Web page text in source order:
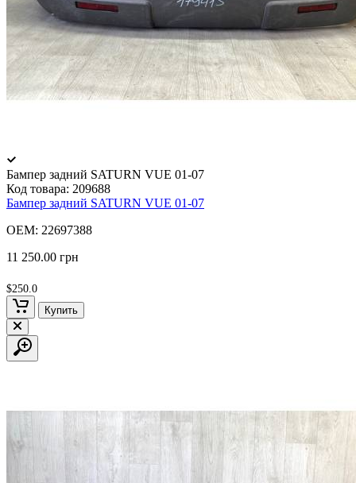
Бампер задний SATURN VUE 01-07
Код товара: 209688
Бампер задний SATURN VUE 01-07
OEM: 22697388
11 250.00 грн
$250.0
Купить